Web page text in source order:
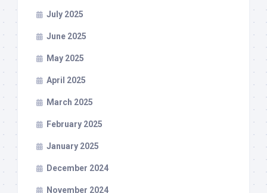
July 2025
June 2025
May 2025
April 2025
March 2025
February 2025
January 2025
December 2024
November 2024